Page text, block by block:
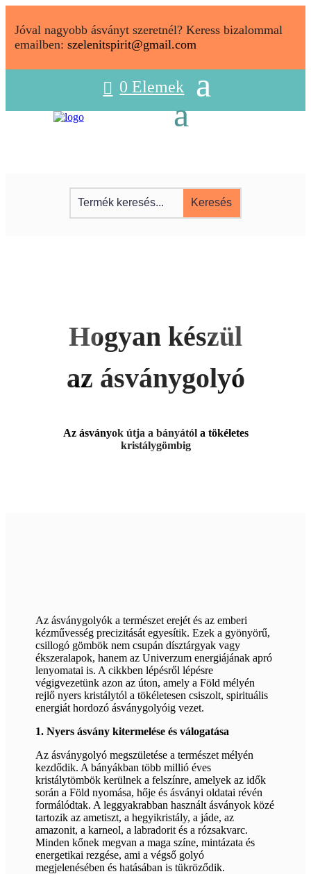
Jóval nagyobb ásványt szeretnél? Keress bizalommal
emailben: szelenitspirit@gmail.com
0 Elemek
Hogyan készül
az ásványgolyó
Az ásványok útja a bányától a tökéletes
kristálygömbig
Az ásványgolyók a természet erejét és az emberi
kézművesség precizitását egyesítik. Ezek a gyönyörű,
csillogó gömbök nem csupán dísztárgyak vagy
ékszeralapok, hanem az Univerzum energiájának apró
lenyomatai is. A cikkben lépésről lépésre
végigvezetünk azon az úton, amely a Föld mélyén
rejlő nyers kristálytól a tökéletesen csiszolt, spirituális
energiát hordozó ásványgolyóig vezet.
1. Nyers ásvány kitermelése és válogatása
Az ásványgolyó megszületése a természet mélyén
kezdődik. A bányákban több millió éves
kristálytömbök kerülnek a felszínre, amelyek az idők
során a Föld nyomása, hője és ásványi oldatai révén
formálódtak. A leggyakrabban használt ásványok közé
tartozik az ametiszt, a hegyikristály, a jáde, az
amazonit, a karneol, a labradorit és a rózsakvarc.
Minden kőnek megvan a maga színe, mintázata és
energetikai rezgése, ami a végső golyó
megjelenésében és hatásában is tükröződik.